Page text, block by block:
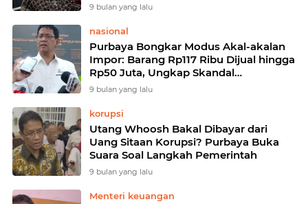
9 bulan yang lalu
nasional
Purbaya Bongkar Modus Akal-akalan
Impor: Barang Rp117 Ribu Dijual hingga
Rp50 Juta, Ungkap Skandal
Underinvoicing yang Rugikan Negara
9 bulan yang lalu
korupsi
Utang Whoosh Bakal Dibayar dari
Uang Sitaan Korupsi? Purbaya Buka
Suara Soal Langkah Pemerintah
9 bulan yang lalu
Menteri keuangan